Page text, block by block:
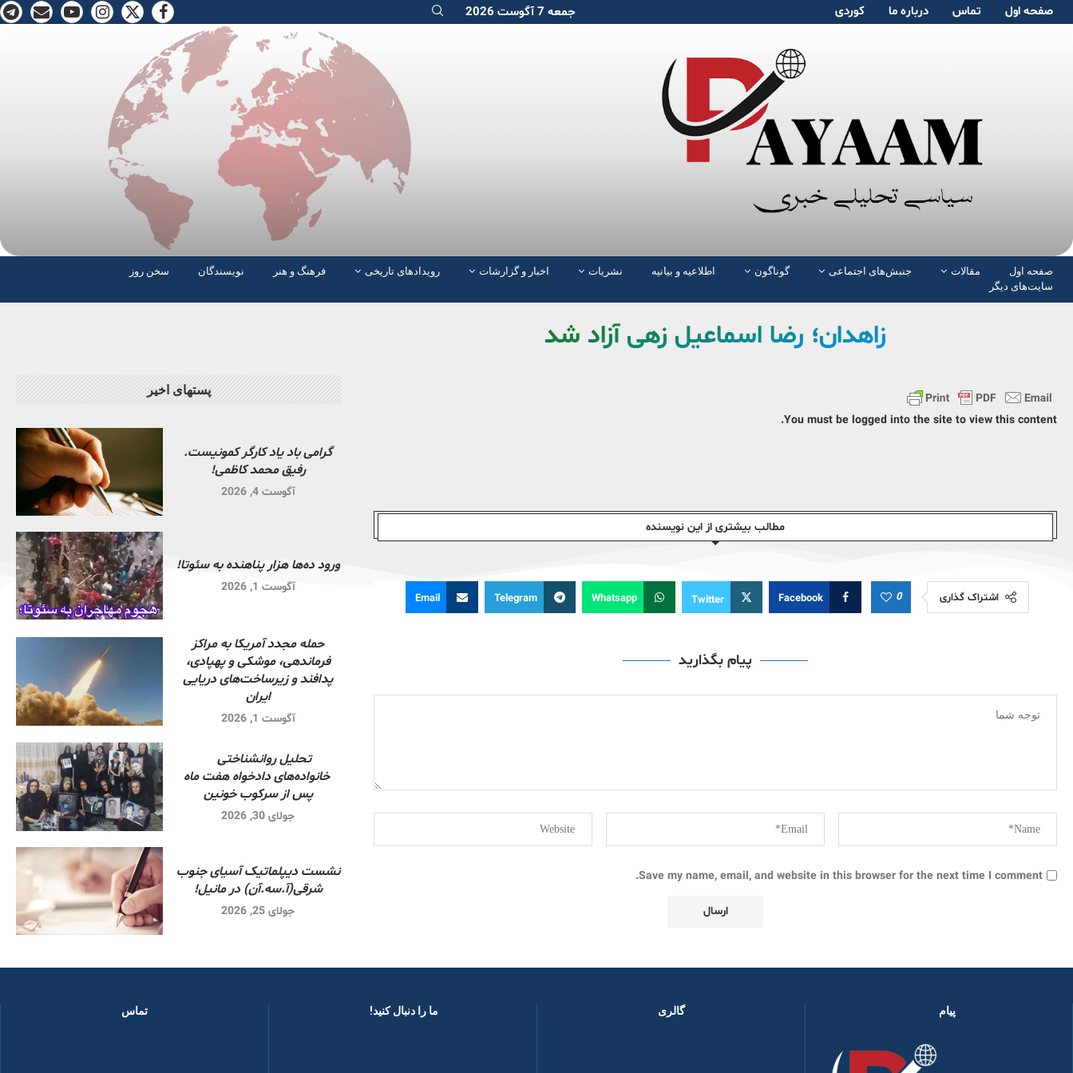
صفحە اول تماس دربارە ما کوردی جمعه 7 آگوست 2026
صفحە اول مقالات جنبش‌های اجتماعی گوناگون اطلاعیه و بیانیه نشریات اخبار و گزارشات رویدادهای تاریخی فرهنگ و هنر نویسندگان
سخن روز
سایت‌های دیگر
زاهدان؛ رضا اسماعیل‌ زهی آزاد شد
You must be logged into the site to view this content.
مطالب بیشتری از این نویسندە
اشتراک گذاری 0
Facebook
Twitter
Whatsapp
Telegram
Email
پیام بگذارید
Save my name, email, and website in this browser for the next time I comment.
پستهای اخیر
گرامی باد یاد کارگر کمونیست.
رفیق محمد کاظمی!
آگوست 4, 2026
ورود ده‌ها هزار پناهنده به سئوتا!
آگوست 1, 2026
حمله مجدد آمریکا به مراکز
فرماندهی، موشکی و پهپادی،
پدافند و زیرساخت‌های دریایی
ایران
آگوست 1, 2026
تحلیل روانشناختی
خانواده‌های دادخواه هفت ماه
پس از سرکوب خونین
جولای 30, 2026
نشست دیپلماتیک آسیای جنوب
شرقی‌(آ.سه.آن) در مانیل!
جولای 25, 2026
پیام گالری ما را دنبال کنید! ​ تماس